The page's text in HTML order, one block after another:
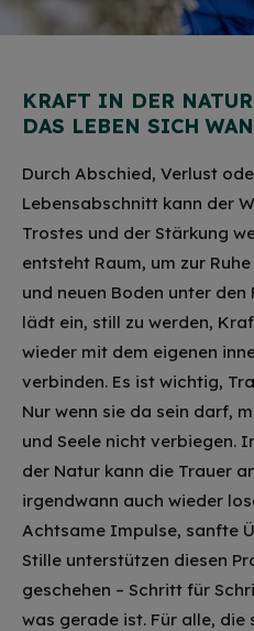
KRAFT IN DER
DAS LEBEN SICH
Durch Abschied, Verlust
Lebensabschnitt kann der
Trostes und der Stärkung
entsteht Raum, um zur
und neuen Boden unter
lädt ein, still zu werden,
wieder mit dem eigenen
verbinden. Es ist wichtig,
Nur wenn sie da sein darf,
und Seele nicht verbiegen.
der Natur kann die Trauer
irgendwann auch wieder
Achtsame Impulse, sanfte
Stille unterstützen diesen
geschehen – Schritt für
was gerade ist. Für alle, die